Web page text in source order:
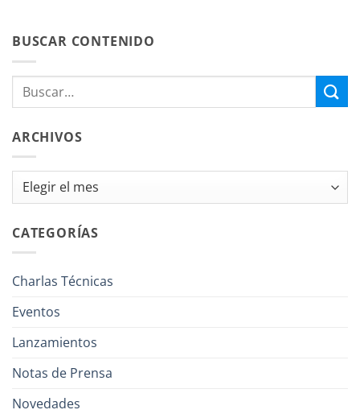
BUSCAR CONTENIDO
ARCHIVOS
Archivos
CATEGORÍAS
Charlas Técnicas
Eventos
Lanzamientos
Notas de Prensa
Novedades